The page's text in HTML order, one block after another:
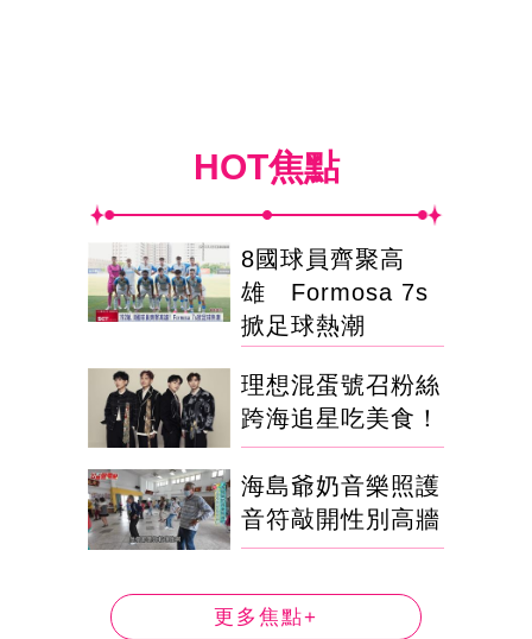
HOT焦點
8國球員齊聚高
雄 Formosa 7s
掀足球熱潮
理想混蛋號召粉絲
跨海追星吃美食！
海島爺奶音樂照護
音符敲開性別高牆
更多焦點+